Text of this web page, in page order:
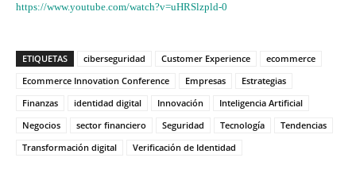
https://www.youtube.com/watch?v=uHRSlzpld-0
ETIQUETAS ciberseguridad Customer Experience
ecommerce
Ecommerce Innovation Conference
Empresas
Estrategias
Finanzas
identidad digital Innovación
Inteligencia Artificial
Negocios
sector financiero Seguridad Tecnología
Tendencias
Transformación digital
Verificación de Identidad